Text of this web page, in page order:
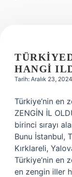
HANGI
Tarih: Aralık 23, 2024
Türkiye’nin en
ZENGİN İL
birinci sırayı
Bunu İstanbul,
Kırklareli,
Türkiye’nin en
en zengin iller